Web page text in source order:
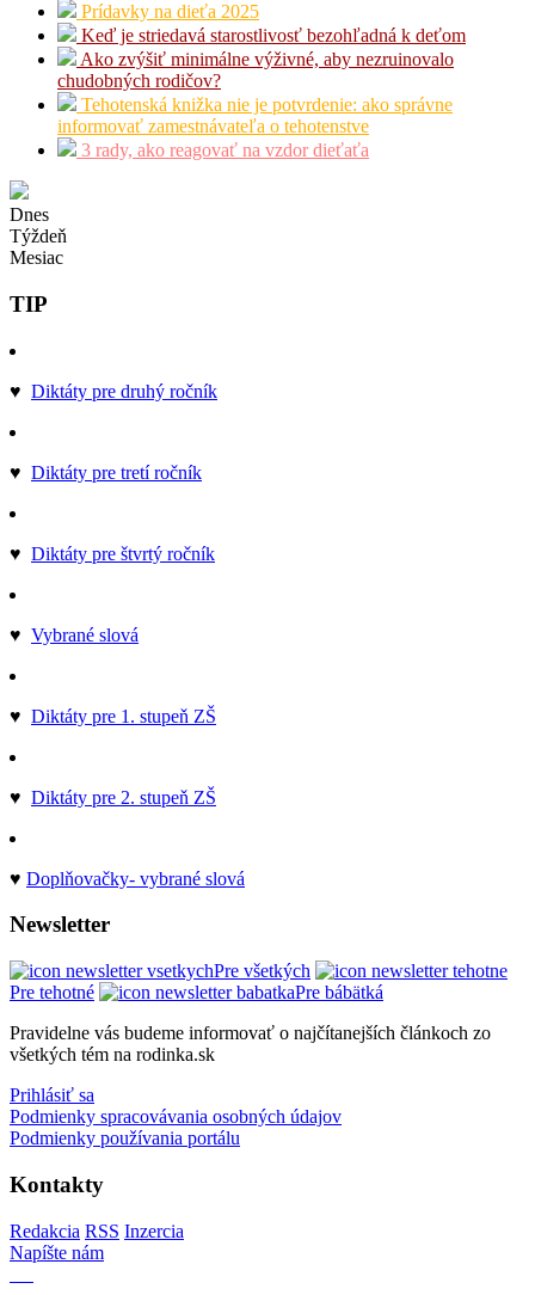
Prídavky na dieťa 2025
Keď je striedavá starostlivosť bezohľadná k deťom
Ako zvýšiť minimálne výživné, aby nezruinovalo
chudobných rodičov?
Tehotenská knižka nie je potvrdenie: ako správne
informovať zamestnávateľa o tehotenstve
3 rady, ako reagovať na vzdor dieťaťa
Dnes
Týždeň
Mesiac
TIP
♥ Diktáty pre druhý ročník
♥ Diktáty pre tretí ročník
♥ Diktáty pre štvrtý ročník
♥ Vybrané slová
♥ Diktáty pre 1. stupeň ZŠ
♥ Diktáty pre 2. stupeň ZŠ
♥ Doplňovačky- vybrané slová
Newsletter
Pre všetkých
Pre tehotné
Pre bábätká
Pravidelne vás budeme informovať o najčítanejších článkoch zo
všetkých tém na rodinka.sk
Prihlásiť sa
Podmienky spracovávania osobných údajov
Podmienky používania portálu
Kontakty
Redakcia RSS Inzercia
Napíšte nám